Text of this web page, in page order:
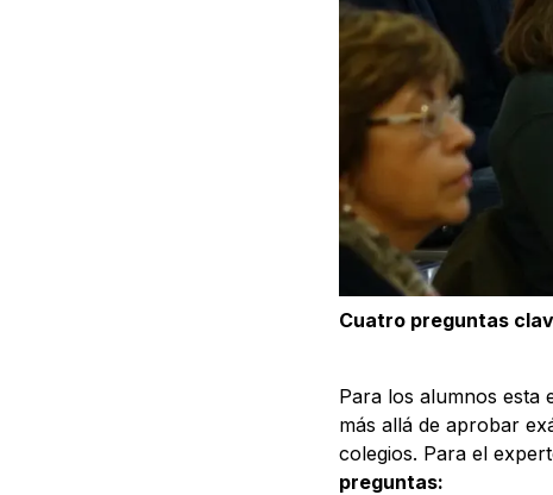
Cuatro preguntas
Para los alumnos esta
más allá de aprobar
colegios. Para el
preguntas: